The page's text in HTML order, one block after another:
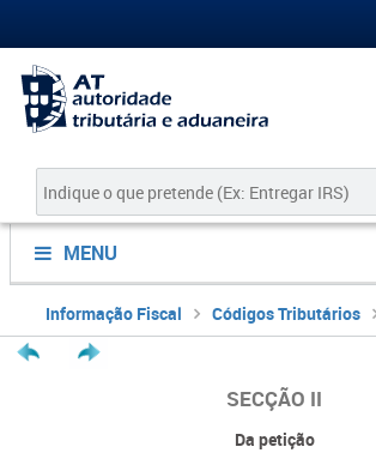
MENU
Informação Fiscal Códigos Tributários
SECÇÃO II
Da petição